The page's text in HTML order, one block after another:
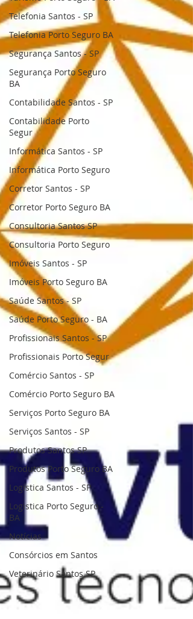
Telefonia Santos - SP
Telefonia Porto Seguro BA
Segurança Santos - SP
Segurança Porto Seguro
BA
Contabilidade Santos - SP
Contabilidade Porto
Segur
Informática Santos - SP
Informática Porto Seguro
Corretor Santos - SP
Corretor Porto Seguro BA
Consultoria Santos SP
Consultoria Porto Seguro
Imóveis Santos - SP
Imóveis Porto Seguro BA
Saúde Santos - SP
Saúde Porto Seguro - BA
Profissionais Santos - SP
Profissionais Porto Segur
Comércio Santos - SP
Comércio Porto Seguro BA
Serviços Porto Seguro BA
Serviços Santos - SP
Produtos Santos SP
Produtos Porto Seguro BA
Logistica Santos - SP
Logistica Porto Seguro -
BA
Notícias
Consórcios em Santos
Veterinário Santos SP